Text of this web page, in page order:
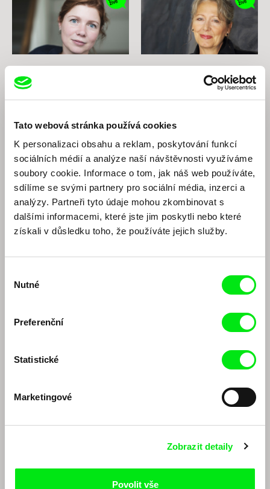
Tato webová stránka používá cookies
K personalizaci obsahu a reklam, poskytování funkcí
sociálních médií a analýze naší návštěvnosti využíváme
soubory cookie. Informace o tom, jak náš web používáte,
sdílíme se svými partnery pro sociální média, inzerci a
analýzy. Partneři tyto údaje mohou zkombinovat s
dalšími informacemi, které jste jim poskytli nebo které
získali v důsledku toho, že používáte jejich služby.
souhlasu
Nutné
Preferenční
Statistické
Marketingové
Zobrazit detaily
Povolit vše
Thomas Imbach (EN)
Adéla Komrzý
intenzivního života
Diskuze k filmu Ráj na zemi